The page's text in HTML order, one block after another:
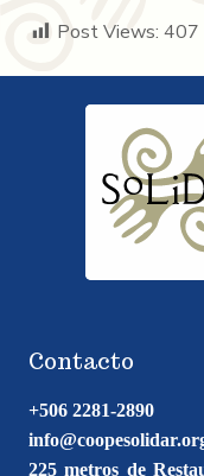
Post Views: 407
Contacto
+506 2281-2890
225 metros de